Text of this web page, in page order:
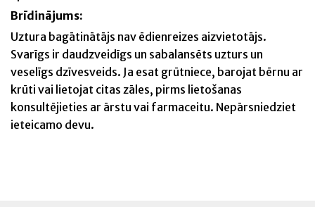
Brīdinājums:
Uztura bagātinātājs nav ēdienreizes aizvietotājs.
Svarīgs ir daudzveidīgs un sabalansēts uzturs un
veselīgs dzīvesveids. Ja esat grūtniece, barojat bērnu ar
krūti vai lietojat citas zāles, pirms lietošanas
konsultējieties ar ārstu vai farmaceitu. Nepārsniedziet
ieteicamo devu.